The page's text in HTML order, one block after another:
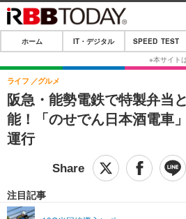
ホーム
IT・デジタル
IT・デジタルTOP
ショッピング
SPEED TEST
エンタメ
エンタメTOP
リリース一覧
ホーム IT・デジタル SPEED TEST
阪急・能勢電鉄で特製弁当
能！「のせでん日本酒電車
運行
ライフ グルメ
注目記事